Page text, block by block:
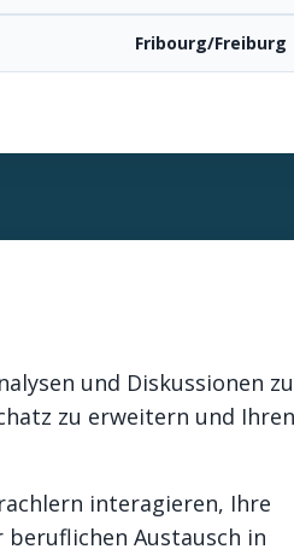
Fribourg/Freiburg
und Diskussionen zu
zu erweitern und Ihren
interagieren, Ihre
Austausch in